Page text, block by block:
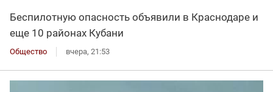
Беспилотную опасность объявили в Краснодаре и
еще 10 районах Кубани
Общество вчера, 21:53